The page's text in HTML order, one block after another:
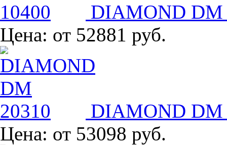
DIAMOND DM
Цена: от 52881 руб.
DIAMOND DM
Цена: от 53098 руб.